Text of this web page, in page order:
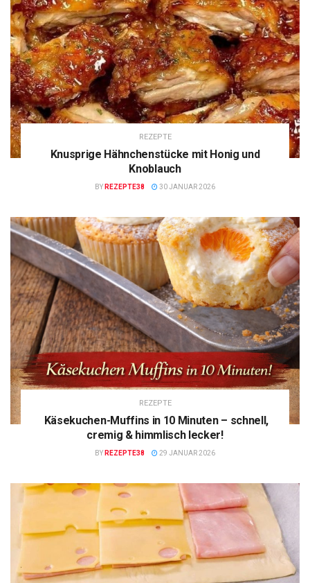
REZEPTE
Knusprige Hähnchenstücke mit Honig und
Knoblauch
BY REZEPTE38 30 JANUAR 2026
REZEPTE
Käsekuchen-Muffins in 10 Minuten – schnell,
cremig & himmlisch lecker!
BY REZEPTE38 29 JANUAR 2026